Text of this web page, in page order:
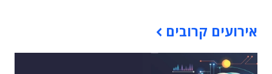
אירועים קרובים